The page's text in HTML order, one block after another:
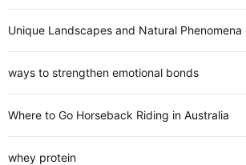
Unique Landscapes and Natural Phenomena
ways to strengthen emotional bonds
Where to Go Horseback Riding in Australia
whey protein